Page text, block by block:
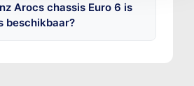
Arocs chassis Euro 6 is
beschikbaar?